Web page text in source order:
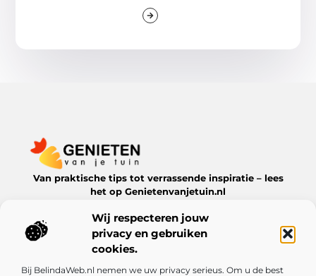
Wij respecteren jouw
privacy en gebruiken
cookies.
Bij BelindaWeb.nl nemen we uw privacy serieus. Om u de best
Van praktische tips tot verrassende inspiratie – lees
het op Genietenvanjetuin.nl
leefomgeving te bieden heeft.
Bericht categorie